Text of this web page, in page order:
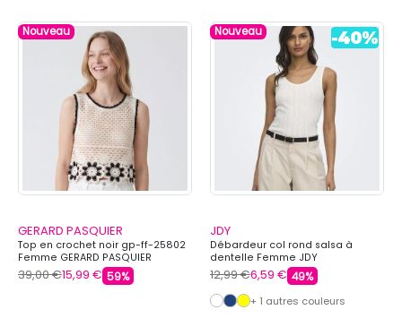
Nouveau
GERARD PASQUIER
Top en crochet noir gp-ff-25802
Femme GERARD PASQUIER
39,00 €15,99 € 59%
Nouveau
JDY
Débardeur col rond salsa à
dentelle Femme JDY
12,99 €6,59 € 49%
+ 1 autres couleurs